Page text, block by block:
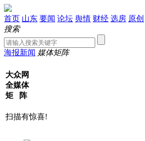
首页 山东 要闻 论坛 舆情 财经 选房 原创
搜索
海报新闻 媒体矩阵
大众网
全媒体
矩 阵
扫描有惊喜!